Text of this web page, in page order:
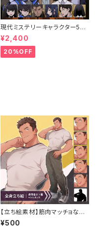
現代ミステリーキャラクター5体
セットの立ち絵素材｜ペン画調・
ミステリー・事件系向け｜探偵・
刑事・エンジニアなど
¥2,400
20%OFF
【立ち絵素材】筋肉マッチョな体
育教師風・茶髪男性のイラスト・
現代系・モブキャラクター・全身
¥500